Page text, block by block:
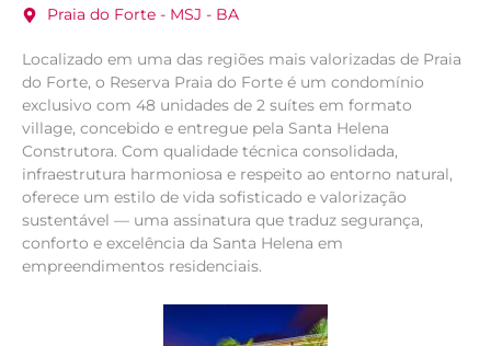
Praia do Forte - MSJ - BA
Localizado em uma das regiões mais valorizadas de Praia
do Forte, o Reserva Praia do Forte é um condomínio
exclusivo com 48 unidades de 2 suítes em formato
village, concebido e entregue pela Santa Helena
Construtora. Com qualidade técnica consolidada,
infraestrutura harmoniosa e respeito ao entorno natural,
oferece um estilo de vida sofisticado e valorização
sustentável — uma assinatura que traduz segurança,
conforto e excelência da Santa Helena em
empreendimentos residenciais.